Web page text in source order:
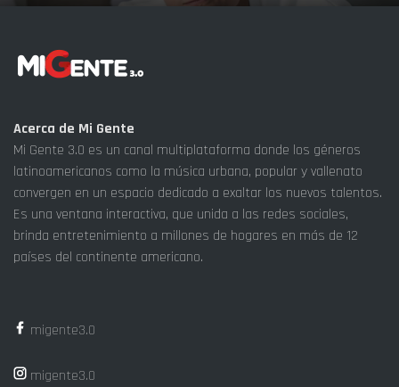
Acerca de Mi Gente
Mi Gente 3.0 es un canal multiplataforma donde los géneros
latinoamericanos como la música urbana, popular y vallenato
convergen en un espacio dedicado a exaltar los nuevos talentos.
Es una ventana interactiva, que unida a las redes sociales,
brinda entretenimiento a millones de hogares en más de 12
países del continente americano.
migente3.0
migente3.0